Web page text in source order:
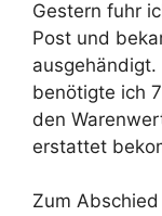
Gestern fuhr
Post und
benötigte ich
den
erstattet
Zum